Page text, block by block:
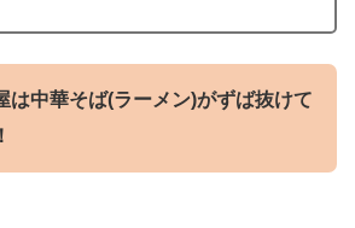
は中華そば(ラーメン)がずば抜けて